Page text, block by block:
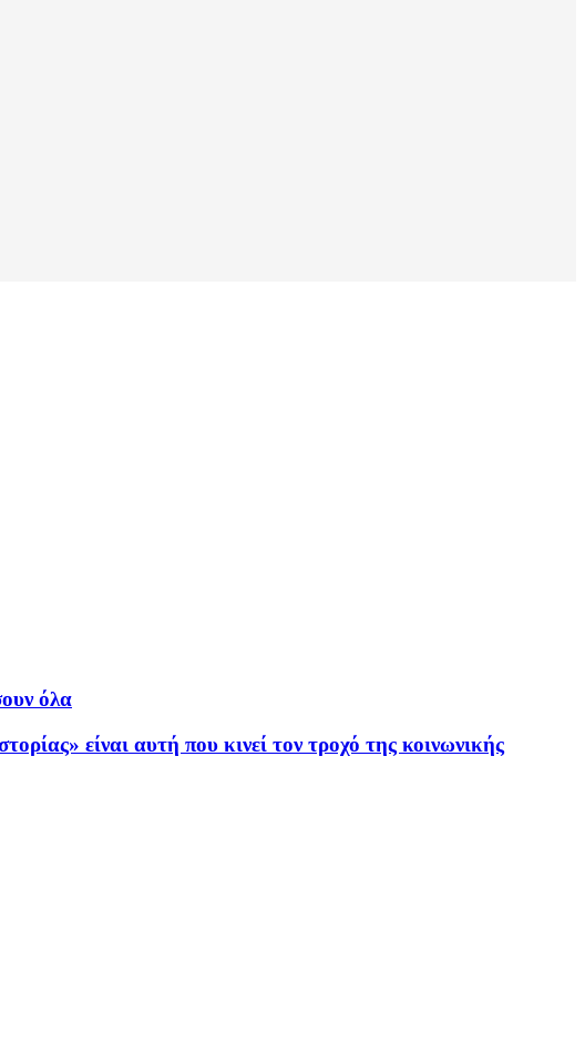
όλα
είναι αυτή που κινεί τον τροχό της κοινωνικής